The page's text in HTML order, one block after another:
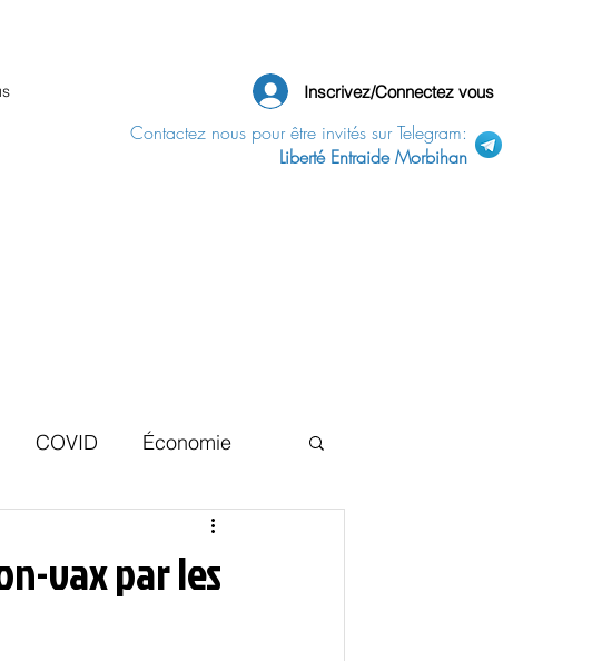
Inscrivez/Connectez vous
Contactez nous pour être invités sur Telegram:
Liberté Entraide Morbihan
COVID Économie
Local
vax par les